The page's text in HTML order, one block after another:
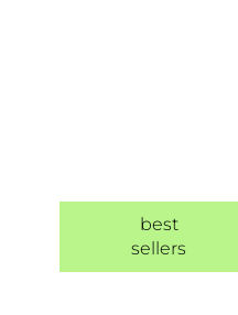
best
sellers